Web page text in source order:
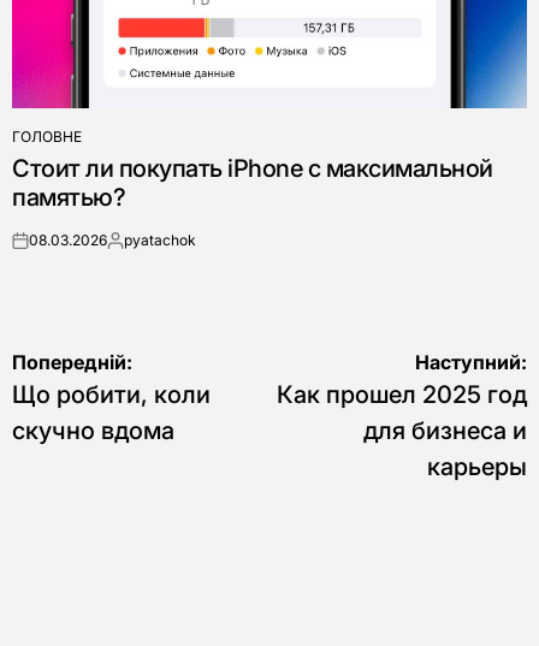
ОПУБЛІКУВАТИ
У
ГОЛОВНЕ
Стоит ли покупать iPhone с максимальной
памятью?
on08.03.2026Опубліковано
pyatachok
Навігація
записів
Попередній:
Що робити, коли
скучно вдома
Наступний:
Как прошел 2025 год
для бизнеса и
карьеры